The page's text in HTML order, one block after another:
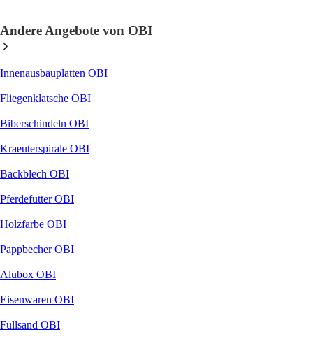
Andere Angebote von OBI
Innenausbauplatten OBI
Fliegenklatsche OBI
Biberschindeln OBI
Kraeuterspirale OBI
Backblech OBI
Pferdefutter OBI
Holzfarbe OBI
Pappbecher OBI
Alubox OBI
Eisenwaren OBI
Füllsand OBI